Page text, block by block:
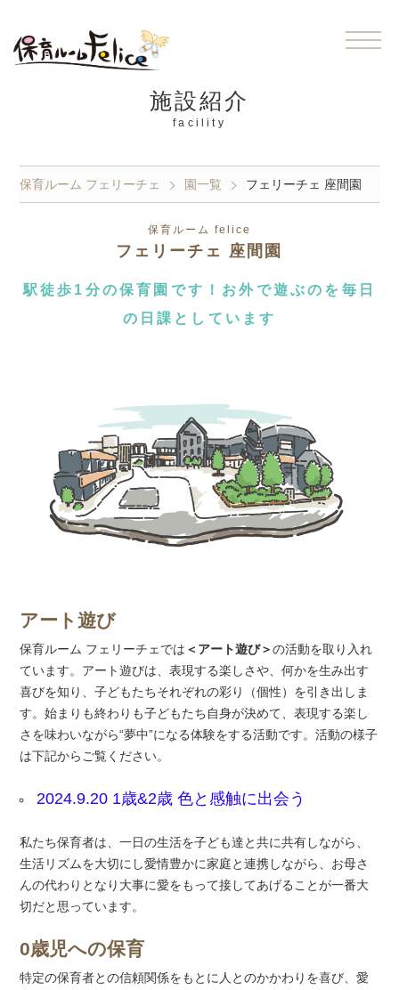
施設紹介
facility
保育ルーム フェリーチェ 園一覧 フェリーチェ 座間園
保育ルーム felice
フェリーチェ 座間園
駅徒歩1分の保育園です！お外で遊ぶのを毎日
の日課としています
アート遊び
保育ルーム フェリーチェでは ＜アート遊び＞の活動を取り入れ
ています。アート遊びは、表現する楽しさや、何かを生み出す
喜びを知り、子どもたちそれぞれの彩り（個性）を引き出しま
す。始まりも終わりも子どもたち自身が決めて、表現する楽し
さを味わいながら“夢中”になる体験をする活動です。活動の様子
は下記からご覧ください。
2024.9.20 1歳&2歳 色と感触に出会う
私たち保育者は、一日の生活を子ども達と共に共有しながら、
生活リズムを大切にし愛情豊かに家庭と連携しながら、お母さ
んの代わりとなり大事に愛をもって接してあげることが一番大
切だと思っています。
0歳児への保育
特定の保育者との信頼関係をもとに人とのかかわりを喜び、愛